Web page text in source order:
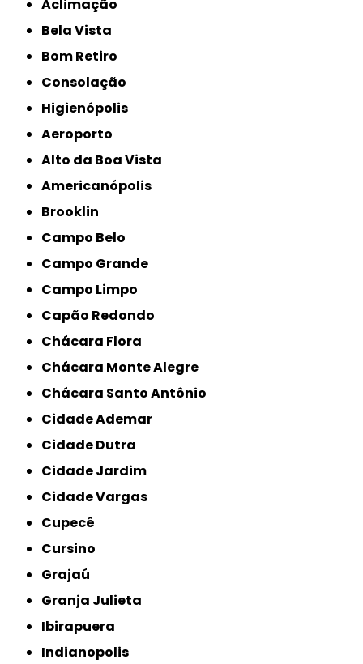
Aclimação
Bela Vista
Bom Retiro
Consolação
Higienópolis
Aeroporto
Alto da Boa Vista
Americanópolis
Brooklin
Campo Belo
Campo Grande
Campo Limpo
Capão Redondo
Chácara Flora
Chácara Monte Alegre
Chácara Santo Antônio
Cidade Ademar
Cidade Dutra
Cidade Jardim
Cidade Vargas
Cupecê
Cursino
Grajaú
Granja Julieta
Ibirapuera
Indianopolis